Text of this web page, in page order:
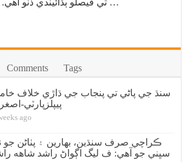
تي فيصلو ٻڌائيندي ڏنو آهي. سنڌ هاءِ ڪورٽ جي …
Comments Tags
سنڌ جي پاڻي تي پنجاب جي ڌاڙي خلاف
پيپلزپارٽي-
ago
ڪراچي صرف سنڌين، بهارين ۽ پٺاڻن جو
سڀني جو آهي: ف ليگ اڳواڻ راشد شاهه